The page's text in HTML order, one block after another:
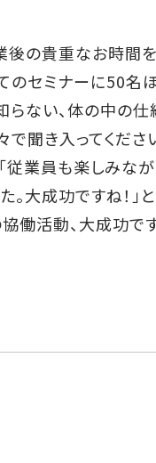
後の貴重なお時間
のセミナーに50名
らない、体の中の
聞き入ってくださ
従業員も楽しみな
。大成功ですね！」
協働活動、大成功